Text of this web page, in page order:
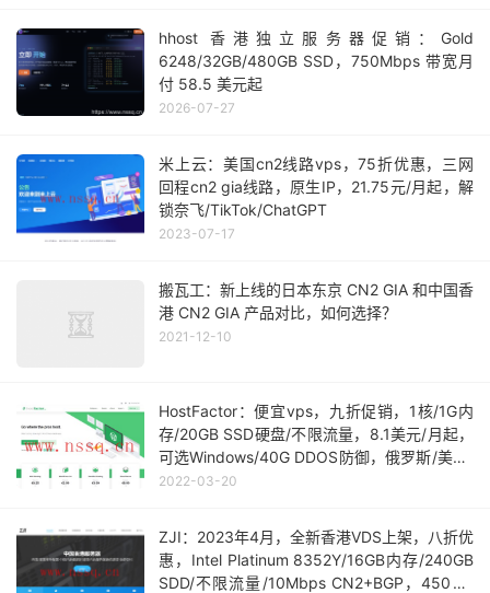
hhost 香港独立服务器促销：Gold
6248/32GB/480GB SSD，750Mbps 带宽月
付 58.5 美元起
2026-07-27
米上云：美国cn2线路vps，75折优惠，三网
回程cn2 gia线路，原生IP，21.75元/月起，解
锁奈飞/TikTok/ChatGPT
2023-07-17
搬瓦工：新上线的日本东京 CN2 GIA 和中国香
港 CN2 GIA 产品对比，如何选择？
2021-12-10
HostFactor：便宜vps，九折促销，1核/1G内
存/20GB SSD硬盘/不限流量，8.1美元/月起，
可选Windows/40G DDOS防御，俄罗斯/美国/
罗马尼亚/摩尔多瓦等机房
2022-03-20
ZJI：2023年4月，全新香港VDS上架，八折优
惠，Intel Platinum 8352Y/16GB内存/240GB
SDD/不限流量/10Mbps CN2+BGP，450元/